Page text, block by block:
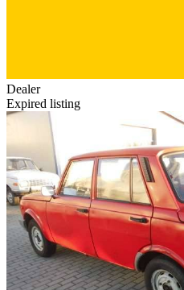
Dealer
Expired listing